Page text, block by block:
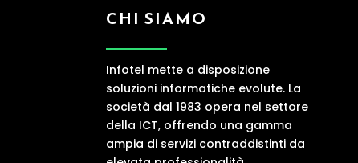
CHI SIAMO
Infotel mette a disposizione
soluzioni informatiche evolute. La
società dal 1983 opera nel settore
della ICT, offrendo una gamma
ampia di servizi contraddistinti da